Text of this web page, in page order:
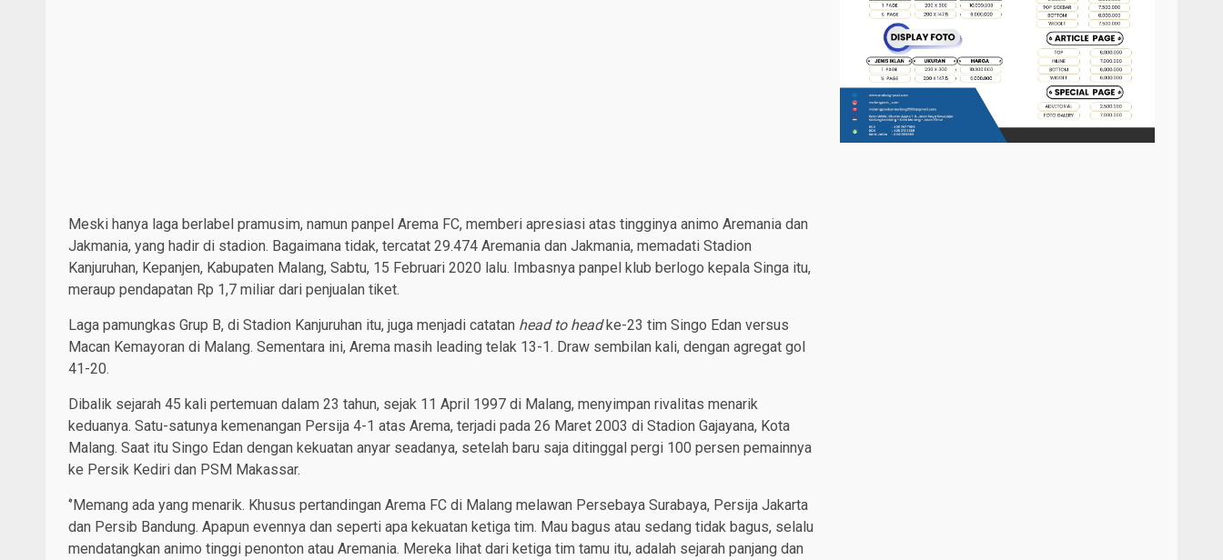
Meski hanya laga berlabel pramusim, namun panpel Arema FC, memberi apresiasi atas tingginya animo Aremania dan
Jakmania, yang hadir di stadion. Bagaimana tidak, tercatat 29.474 Aremania dan Jakmania, memadati Stadion
Kanjuruhan, Kepanjen, Kabupaten Malang, Sabtu, 15 Februari 2020 lalu. Imbasnya panpel klub berlogo kepala Singa itu,
meraup pendapatan Rp 1,7 miliar dari penjualan tiket.
Laga pamungkas Grup B, di Stadion Kanjuruhan itu, juga menjadi catatan head to headke-23 tim Singo Edan versus
Macan Kemayoran di Malang. Sementara ini, Arema masih leading telak 13-1. Draw sembilan kali, dengan agregat gol
41-20.
Dibalik sejarah 45 kali pertemuan dalam 23 tahun, sejak 11 April 1997 di Malang, menyimpan rivalitas menarik
keduanya. Satu-satunya kemenangan Persija 4-1 atas Arema, terjadi pada 26 Maret 2003 di Stadion Gajayana, Kota
Malang. Saat itu Singo Edan dengan kekuatan anyar seadanya, setelah baru saja ditinggal pergi 100 persen pemainnya
ke Persik Kediri dan PSM Makassar.
‘’Memang ada yang menarik. Khusus pertandingan Arema FC di Malang melawan Persebaya Surabaya, Persija Jakarta
dan Persib Bandung. Apapun evennya dan seperti apa kekuatan ketiga tim. Mau bagus atau sedang tidak bagus, selalu
mendatangkan animo tinggi penonton atau Aremania. Mereka lihat dari ketiga tim tamu itu, adalah sejarah panjang dan